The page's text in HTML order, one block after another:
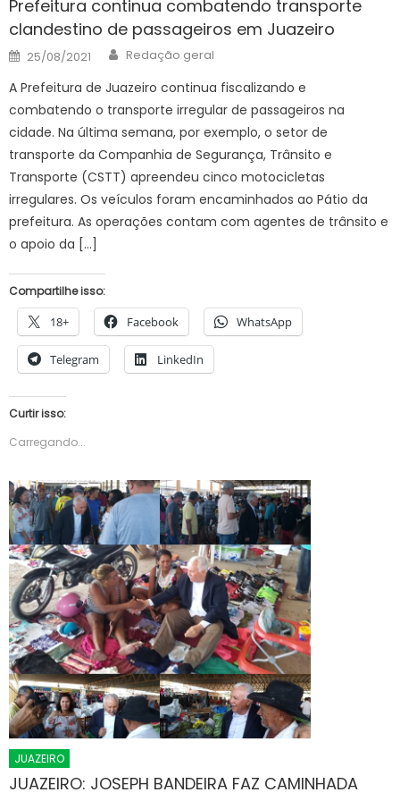
Prefeitura continua combatendo transporte
clandestino de passageiros em Juazeiro
Posted
on
25/08/2021 Author
Redação geral
A Prefeitura de Juazeiro continua fiscalizando e
combatendo o transporte irregular de passageiros na
cidade. Na última semana, por exemplo, o setor de
transporte da Companhia de Segurança, Trânsito e
Transporte (CSTT) apreendeu cinco motocicletas
irregulares. Os veículos foram encaminhados ao Pátio da
prefeitura. As operações contam com agentes de trânsito e
o apoio da […]
Compartilhe isso:
18+ Facebook WhatsApp
Telegram LinkedIn
Curtir isso:
Carregando...
JUAZEIRO
JUAZEIRO: JOSEPH BANDEIRA FAZ CAMINHADA